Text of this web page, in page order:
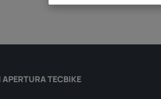
APERTURA TECBIKE